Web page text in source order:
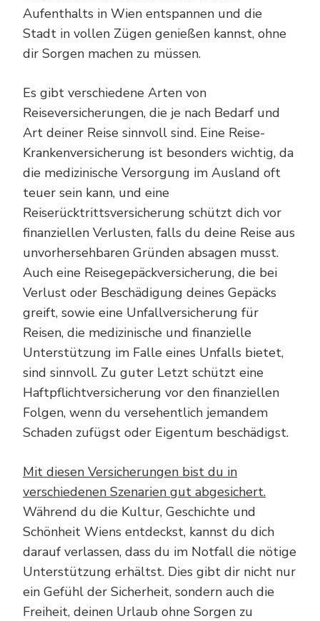
Aufenthalts in Wien entspannen und die
Stadt in vollen Zügen genießen kannst, ohne
dir Sorgen machen zu müssen.
Es gibt verschiedene Arten von
Reiseversicherungen, die je nach Bedarf und
Art deiner Reise sinnvoll sind. Eine Reise-
Krankenversicherung ist besonders wichtig, da
die medizinische Versorgung im Ausland oft
teuer sein kann, und eine
Reiserücktrittsversicherung schützt dich vor
finanziellen Verlusten, falls du deine Reise aus
unvorhersehbaren Gründen absagen musst.
Auch eine Reisegepäckversicherung, die bei
Verlust oder Beschädigung deines Gepäcks
greift, sowie eine Unfallversicherung für
Reisen, die medizinische und finanzielle
Unterstützung im Falle eines Unfalls bietet,
sind sinnvoll. Zu guter Letzt schützt eine
Haftpflichtversicherung vor den finanziellen
Folgen, wenn du versehentlich jemandem
Schaden zufügst oder Eigentum beschädigst.
Mit diesen Versicherungen bist du in
verschiedenen Szenarien gut abgesichert.
Während du die Kultur, Geschichte und
Schönheit Wiens entdeckst, kannst du dich
darauf verlassen, dass du im Notfall die nötige
Unterstützung erhältst. Dies gibt dir nicht nur
ein Gefühl der Sicherheit, sondern auch die
Freiheit, deinen Urlaub ohne Sorgen zu